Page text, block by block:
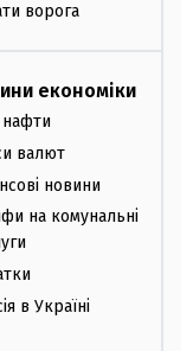
ворога
економіки
нафти
валют
новини
на комунальні
в Україні